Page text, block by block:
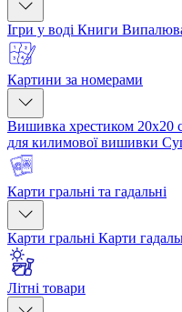
Ігри у воді Книги
Картини за номерами
Вишивка хрестиком 20х20
для килимової вишивки
Карти гральні та гадальні
Карти гральні Карти
Літні товари